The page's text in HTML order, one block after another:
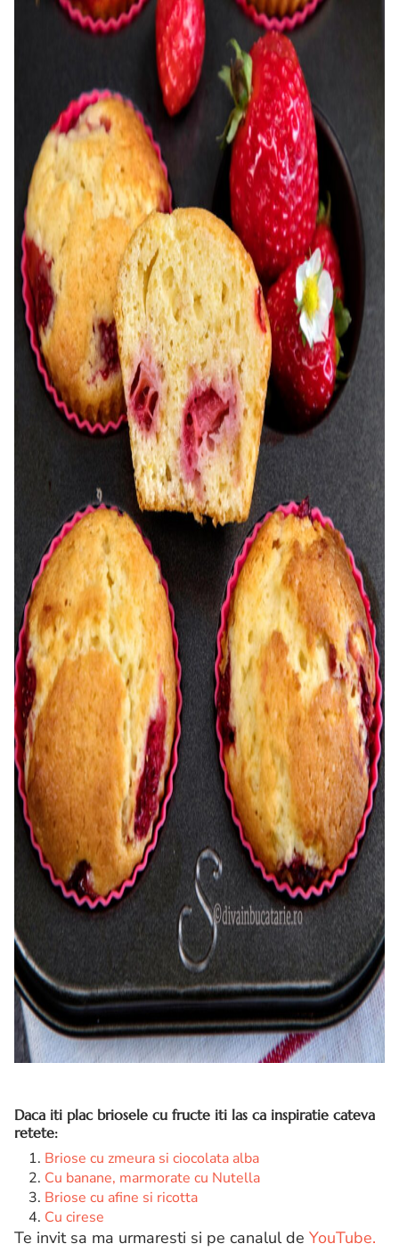
Daca iti plac briosele cu fructe iti las ca inspiratie cateva
retete:
Briose cu zmeura si ciocolata alba
Cu banane, marmorate cu Nutella
Briose cu afine si ricotta
Cu cirese
Te invit sa ma urmaresti si pe canalul de YouTube.